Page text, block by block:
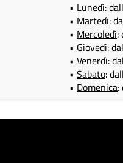
• Lunedì:
• Martedì:
• Mercoledì:
• Giovedì:
• Venerdì:
• Sabato:
• Domenica: